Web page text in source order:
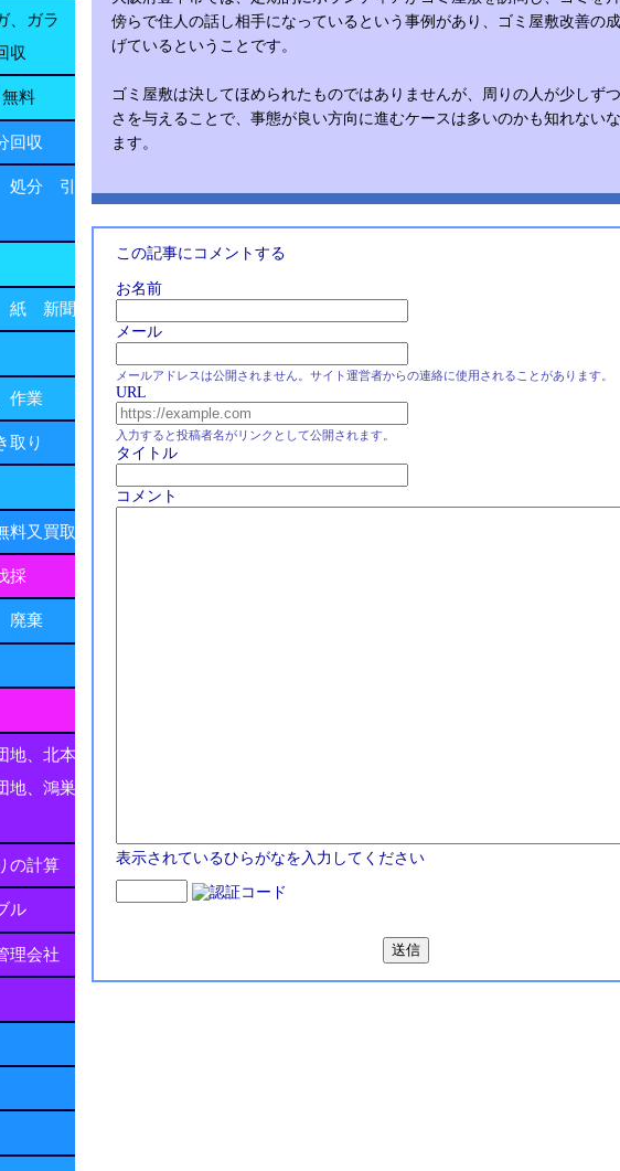
傍らで住人の話し相手になっているという事例があり、ゴミ屋敷改善の
げているということです。
ゴミ屋敷は決してほめられたものではありませんが、周りの人が少しず
さを与えることで、事態が良い方向に進むケースは多いのかも知れない
ます。
この記事にコメントする
お名前
メール
メールアドレスは公開されません。サイト運営者からの連絡に使用されることがあります。
URL
入力すると投稿者名がリンクとして公開されます。
タイトル
コメント
表示されているひらがなを入力してください
、ガラ
収
料
回収
処分 引
紙 新聞
作業
取り
又買取
採
廃棄
地、北本
地、鴻巣
の計算
ル
理会社